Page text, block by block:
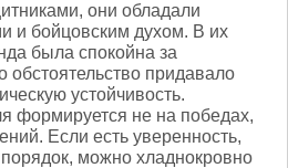
они обладали
и бойцовским духом. В их
была спокойна за
обстоятельство придавало
устойчивость.
формируется не на победах,
Если есть уверенность,
можно хладнокровно